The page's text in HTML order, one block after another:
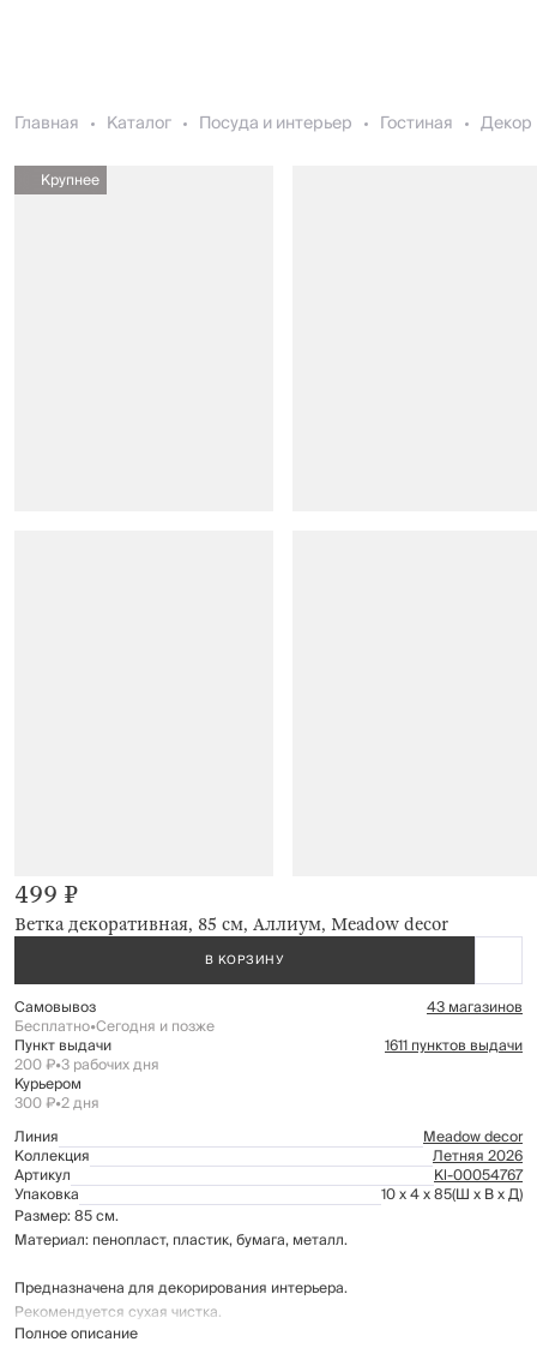
Главная Каталог Посуда и интерьер Гостиная Декор
Крупнее
Ветка декоративная, 85 см, Аллиум, Meadow decor
499 ₽
В КОРЗИНУ
Самовывоз 43 магазинов
Бесплатно•Сегодня и позже
Пункт выдачи 1611 пунктов выдачи
200 ₽•3 рабочих дня
Курьером
300 ₽•2 дня
Линия
Meadow decor
Коллекция Летняя 2026
Артикул Kl-00054767
Упаковка 10 x 4 x 85(Ш x В x Д)
Размер: 85 см.
Материал: пенопласт, пластик, бумага, металл.
Предназначена для декорирования интерьера.
Рекомендуется сухая чистка.
Полное описание